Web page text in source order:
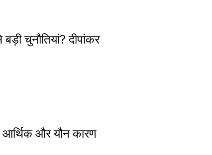
चुनौतियां? दीपांकर
आर्थिक और यौन कारण